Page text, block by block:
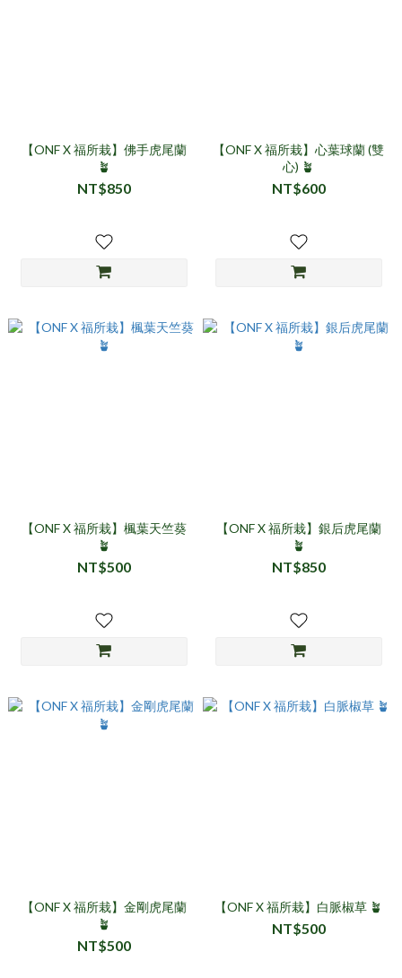
【ONF X 福所栽】佛手虎尾蘭
🪴
NT$850
【ONF X 福所栽】心葉球蘭 (雙
心) 🪴
NT$600
【ONF X 福所栽】楓葉天竺葵
🪴
NT$500
【ONF X 福所栽】銀后虎尾蘭
🪴
NT$850
【ONF X 福所栽】金剛虎尾蘭
🪴
NT$500
【ONF X 福所栽】白脈椒草 🪴
NT$500